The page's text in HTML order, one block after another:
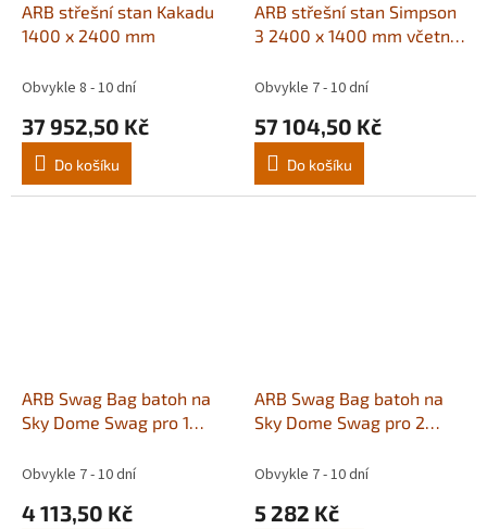
ARB střešní stan Kakadu
1400 x 2400 mm
Obvykle 8 - 10 dní
37 952,50 Kč
Do košíku
ARB střešní stan Simpson
3 2400 x 1400 mm včetně
Obvykle 7 - 10 dní
57 104,50 Kč
Do košíku
ARB Swag Bag batoh na
Sky Dome Swag pro 1
Obvykle 7 - 10 dní
4 113,50 Kč
ARB Swag Bag batoh na
Sky Dome Swag pro 2
Obvykle 7 - 10 dní
5 282 Kč